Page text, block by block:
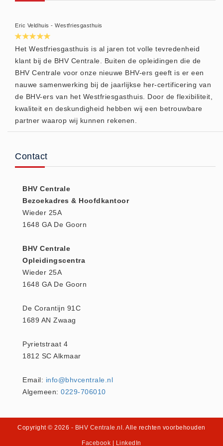
Koud - Warm kompressen (3)
Spieren en gewrichten (0)
Teken - Beten sets (5)
Vitamines en mineralen (0)
Eerste Hulp Paneel (0)
Evacuatie
Noodkoffer (0)
Stoelen (5)
Keurmeester NEN-3140
Kliklijsten en vitrines
Kliklijsten en vitrines (2)
Lesboeken
Medicatie en Drogisterij
Desinfectants (0)
Medicatie (0)
Noodproducten
Oefenmateriaal
Verslikken en verstikken (1)
Eric Veldhuis - Westfriesgasthuis
Het Westfriesgasthuis is al jaren tot volle tevredenheid
klant bij de BHV Centrale. Buiten de opleidingen die de
BHV Centrale voor onze nieuwe BHV-ers geeft is er een
nauwe samenwerking bij de jaarlijkse her-certificering van
de BHV-ers van het Westfriesgasthuis. Door de flexibiliteit,
kwaliteit en deskundigheid hebben wij een betrouwbare
partner waarop wij kunnen rekenen.
Contact
BHV Centrale
Bezoekadres & Hoofdkantoor
Wieder 25A
1648 GA De Goorn
BHV Centrale
Opleidingscentra
Wieder 25A
1648 GA De Goorn
De Corantijn 91C
1689 AN Zwaag
Pyrietstraat 4
1812 SC Alkmaar
Email: info@bhvcentrale.nl
Algemeen: 0229-706010
Copyright © 2026 - BHV Centrale.nl . Alle rechten voorbehouden
Facebook LinkedIn